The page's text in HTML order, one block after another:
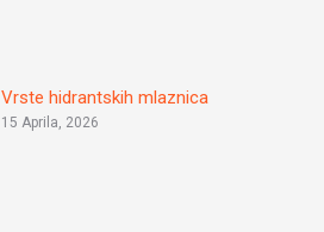
Vrste hidrantskih mlaznica
15 Aprila, 2026